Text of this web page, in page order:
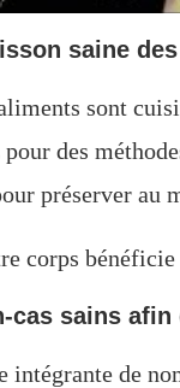
saine
sont
des
préserver au
corps
cas sains
intégrante de